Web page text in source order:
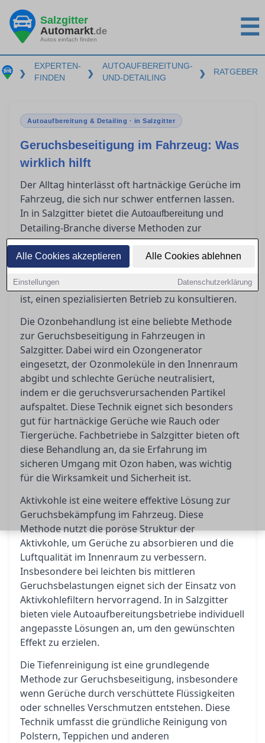
Alle Cookies akzeptieren Alle Cookies ablehnen
Einstellungen Datenschutzerklärung
Salzgitter
Automarkt.de
Autos einfach finden ☰
❯
EXPERTEN-
FINDEN
❯
AUTOAUFBEREITUNG-
UND-DETAILING
❯ RATGEBER
Autoaufbereitung & Detailing · in Salzgitter
Geruchsbeseitigung im Fahrzeug: Was
wirklich hilft
Der Alltag hinterlässt oft hartnäckige Gerüche im
Fahrzeug, die sich nur schwer entfernen lassen.
In in Salzgitter bietet die Autoaufbereitung und
Detailing-Branche diverse Methoden zur
Geruchsbeseitigung an. Dieser Ratgeber gibt
einen Überblick über effektive Verfahren wie
Ozonbehandlungen, Aktivkohleeinsätze und
Tiefenreinigungen und erklärt, wann es sinnvoll
ist, einen spezialisierten Betrieb zu konsultieren.
Die Ozonbehandlung ist eine beliebte Methode
zur Geruchsbeseitigung in Fahrzeugen in
Salzgitter. Dabei wird ein Ozongenerator
eingesetzt, der Ozonmoleküle in den Innenraum
abgibt und schlechte Gerüche neutralisiert,
indem er die geruchsverursachenden Partikel
aufspaltet. Diese Technik eignet sich besonders
gut für hartnäckige Gerüche wie Rauch oder
Tiergerüche. Fachbetriebe in Salzgitter bieten oft
diese Behandlung an, da sie Erfahrung im
sicheren Umgang mit Ozon haben, was wichtig
für die Wirksamkeit und Sicherheit ist.
Aktivkohle ist eine weitere effektive Lösung zur
Geruchsbekämpfung im Fahrzeug. Diese
Methode nutzt die poröse Struktur der
Aktivkohle, um Gerüche zu absorbieren und die
Luftqualität im Innenraum zu verbessern.
Insbesondere bei leichten bis mittleren
Geruchsbelastungen eignet sich der Einsatz von
Aktivkohlefiltern hervorragend. In in Salzgitter
bieten viele Autoaufbereitungsbetriebe individuell
angepasste Lösungen an, um den gewünschten
Effekt zu erzielen.
Die Tiefenreinigung ist eine grundlegende
Methode zur Geruchsbeseitigung, insbesondere
wenn Gerüche durch verschüttete Flüssigkeiten
oder schnelles Verschmutzen entstehen. Diese
Technik umfasst die gründliche Reinigung von
Polstern, Teppichen und anderen